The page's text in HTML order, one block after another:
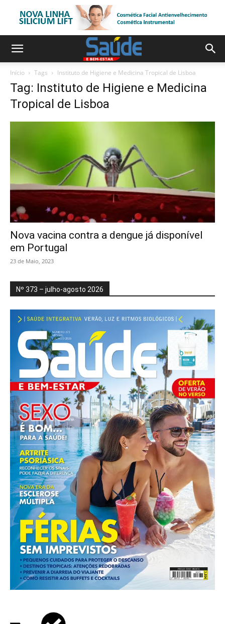
Início Tags Instituto de Higiene e Medicina Tropical de Lisboa
Tag: Instituto de Higiene e Medicina
Tropical de Lisboa
Nova vacina contra a dengue já disponível
em Portugal
23 de Maio, 2023
Nº 373 – julho-agosto 2026